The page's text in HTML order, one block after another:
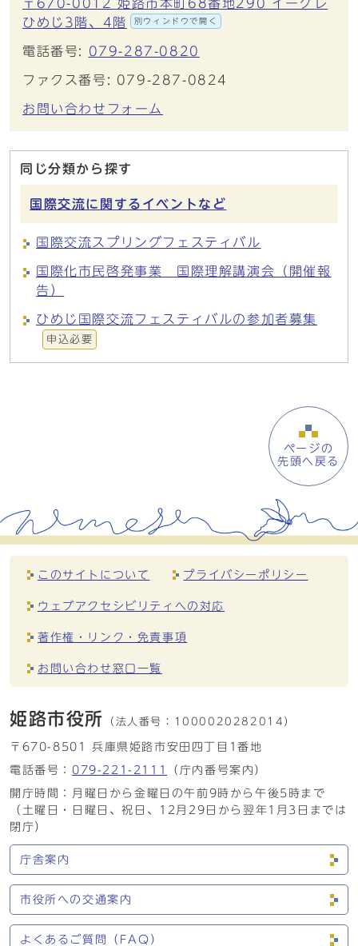
〒670-0012 姫路市本町68番地290 イーグレ
ひめじ3階、4階
別ウィンドウで開く
電話番号: 079-287-0820
ファクス番号: 079-287-0824
お問い合わせフォーム
同じ分類から探す
国際交流に関するイベントなど
国際交流スプリングフェスティバル
国際化市民啓発事業 国際理解講演会（開催報
告）
ひめじ国際交流フェスティバルの参加者募集
申込必要
ページの
先頭へ戻る
このサイトについて プライバシーポリシー
ウェブアクセシビリティへの対応
著作権・リンク・免責事項
お問い合わせ窓口一覧
姫路市役所 （法人番号： 1000020282014）
〒670-8501 兵庫県姫路市安田四丁目1番地
電話番号： 079-221-2111
（庁内番号案内）
開庁時間：月曜日から金曜日の午前9時から午後5時まで
（土曜日・日曜日、祝日、12月29日から翌年1月3日までは
閉庁）
庁舎案内
市役所への交通案内
よくあるご質問（FAQ）